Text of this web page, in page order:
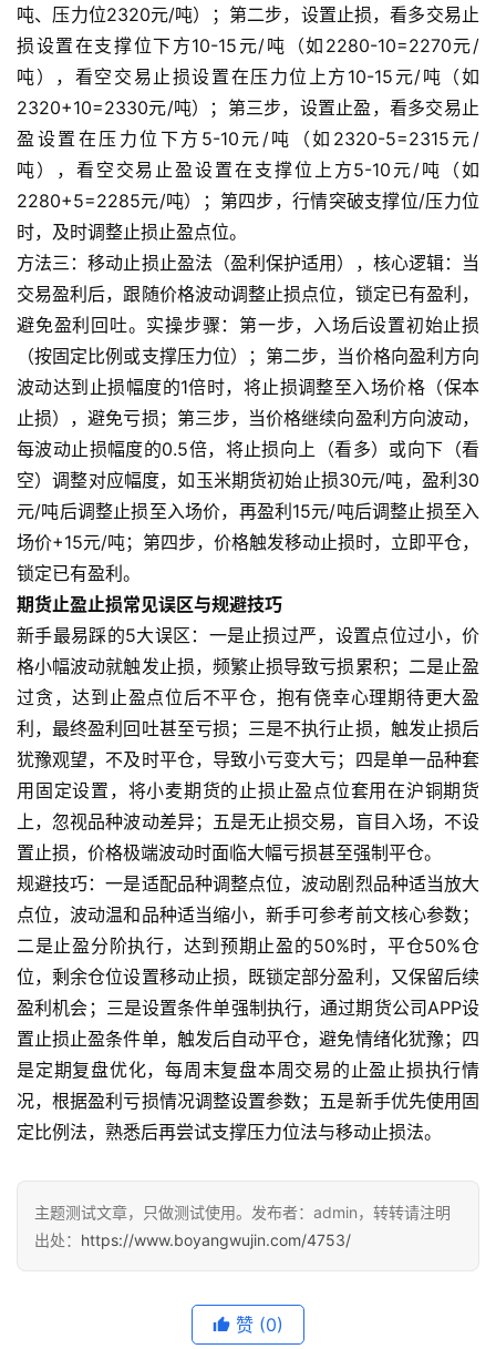
原
油
期
货
国
际
期
货
恒
指
期
货
期
货
入
门
期
货
行
情
黄
金
期
货
吨、压力位2320元/吨）；第二步，设置止损，看多交易止
损设置在支撑位下方10-15元/吨（如2280-10=2270元/
吨），看空交易止损设置在压力位上方10-15元/吨（如
2320+10=2330元/吨）；第三步，设置止盈，看多交易止
盈设置在压力位下方5-10元/吨（如2320-5=2315元/
吨），看空交易止盈设置在支撑位上方5-10元/吨（如
2280+5=2285元/吨）；第四步，行情突破支撑位/压力位
时，及时调整止损止盈点位。
方法三：移动止损止盈法（盈利保护适用），核心逻辑：当
交易盈利后，跟随价格波动调整止损点位，锁定已有盈利，
避免盈利回吐。实操步骤：第一步，入场后设置初始止损
（按固定比例或支撑压力位）；第二步，当价格向盈利方向
波动达到止损幅度的1倍时，将止损调整至入场价格（保本
止损），避免亏损；第三步，当价格继续向盈利方向波动，
每波动止损幅度的0.5倍，将止损向上（看多）或向下（看
空）调整对应幅度，如玉米期货初始止损30元/吨，盈利30
元/吨后调整止损至入场价，再盈利15元/吨后调整止损至入
场价+15元/吨；第四步，价格触发移动止损时，立即平仓，
锁定已有盈利。
期货止盈止损常见误区与规避技巧
新手最易踩的5大误区：一是止损过严，设置点位过小，价
格小幅波动就触发止损，频繁止损导致亏损累积；二是止盈
过贪，达到止盈点位后不平仓，抱有侥幸心理期待更大盈
利，最终盈利回吐甚至亏损；三是不执行止损，触发止损后
犹豫观望，不及时平仓，导致小亏变大亏；四是单一品种套
用固定设置，将小麦期货的止损止盈点位套用在沪铜期货
上，忽视品种波动差异；五是无止损交易，盲目入场，不设
置止损，价格极端波动时面临大幅亏损甚至强制平仓。
规避技巧：一是适配品种调整点位，波动剧烈品种适当放大
点位，波动温和品种适当缩小，新手可参考前文核心参数；
二是止盈分阶执行，达到预期止盈的50%时，平仓50%仓
位，剩余仓位设置移动止损，既锁定部分盈利，又保留后续
盈利机会；三是设置条件单强制执行，通过期货公司APP设
置止损止盈条件单，触发后自动平仓，避免情绪化犹豫；四
是定期复盘优化，每周末复盘本周交易的止盈止损执行情
况，根据盈利亏损情况调整设置参数；五是新手优先使用固
定比例法，熟悉后再尝试支撑压力位法与移动止损法。
主题测试文章，只做测试使用。发布者：admin，转转请注明
出处： https://www.boyangwujin.com/4753/
赞 (0)